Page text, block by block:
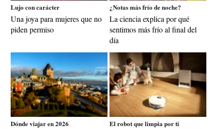
Lujo con carácter
Una joya para mujeres que no
piden permiso
¿Notas más frío de noche?
La ciencia explica por qué
sentimos más frío al final del
día
Dónde viajar en 2026 El robot que limpia por ti